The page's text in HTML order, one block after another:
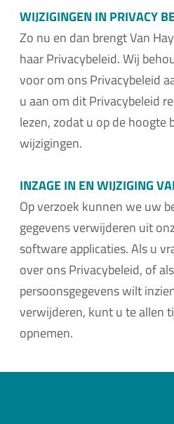
WIJZIGINGEN IN PRIVACY
Zo nu en dan brengt Van
haar Privacybeleid. Wij
voor om ons Privacybeleid
u aan om dit Privacybeleid
lezen, zodat u op de hoogte
wijzigingen.
INZAGE IN EN WIJZIGING
Op verzoek kunnen we uw
gegevens verwijderen uit
software applicaties. Als u
over ons Privacybeleid, of
persoonsgegevens wilt
verwijderen, kunt u te allen
opnemen.